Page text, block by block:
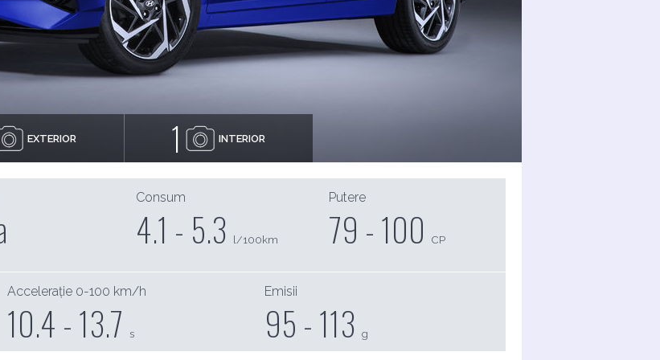
EXTERIOR 1 INTERIOR
Consum
4.1 - 5.3 l/100km
Putere
79 - 100 CP
Accelerație 0-100 km/h
10.4 - 13.7 s
Emisii
95 - 113 g